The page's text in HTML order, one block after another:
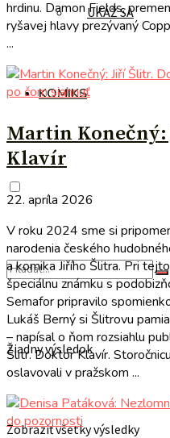
UKÁŽ SA
KOMIKS
Žiadny výsledok
Zobraziť všetky výsledky
hrdinu. Damon Fields,
ryšavej hlavy prezývaný
...
po čom siahnuť
Martin
Klavír
22. apríla 2026
V roku 2024 sme si
narodenia českého
a komika Jiřího Šlitra. Pri
špeciálnu známku s
Semafor pripravilo
Lukáš Berný si Šlitrovu
– napísal o ňom rozsiahlu
Šlitr. Doktor Klavír.
oslavovali v pražskom ...
do pozornosti